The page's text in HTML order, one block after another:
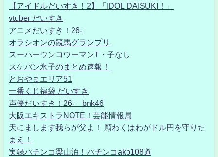
【アイドルだいすき！2】「IDOL DAISUKI！」
vtuber だいすき
アニメだいすき！26-
オラシオンの競馬グランプリ
スーパーウンコウーマンT・子なし
スケバン氷子のまとめ速報！
とおやまエリア51
一番くじ福袋 だいすき
声優だいすき！26- bnk46
大阪エキストラNOTE！芸能情報局
天にまします我らが父よ！ 願わくはわがドル円を守りた
まえ！
実録パチンコ梁山泊！パチンコakb108道